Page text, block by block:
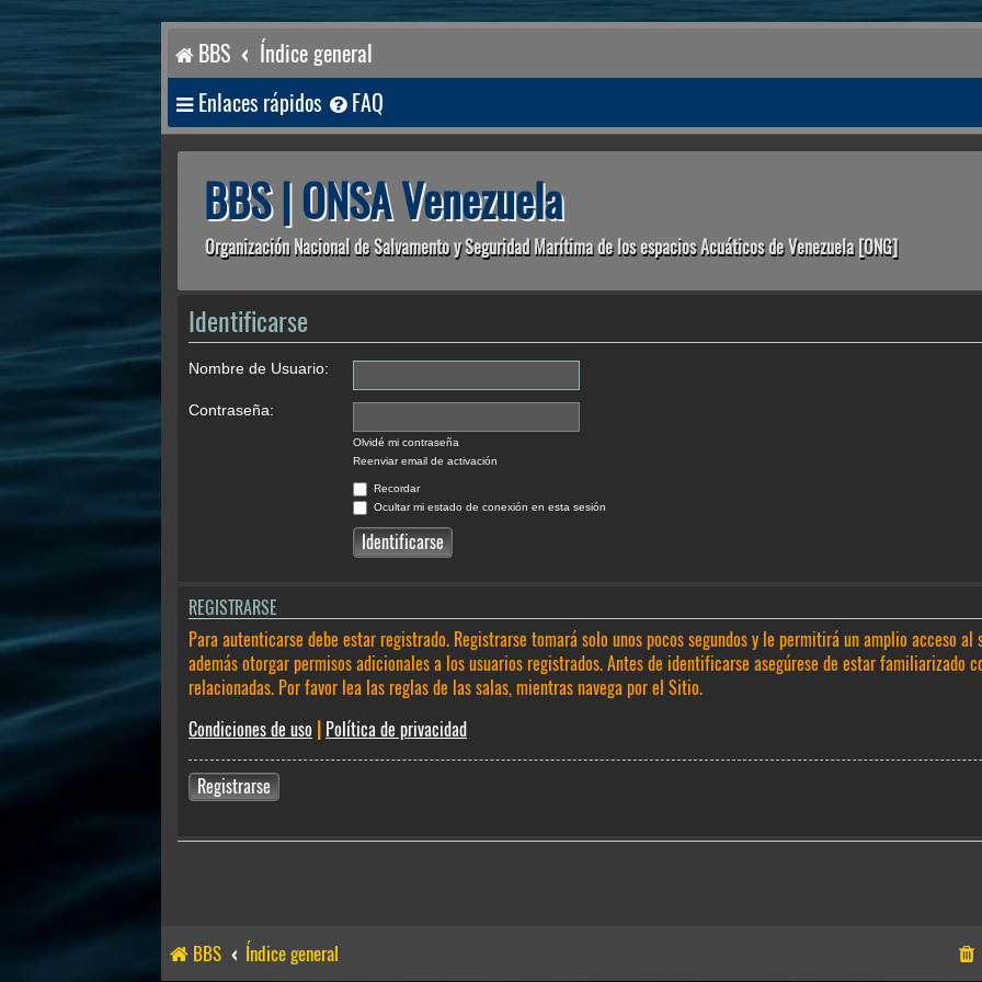
BBS Índice general
Enlaces rápidos FAQ
BBS | ONSA Venezuela
Organización Nacional de Salvamento y Seguridad Marítima de los espacios Acuáticos de Venezuela [ONG]
Identificarse
Nombre de Usuario:
Contraseña:
Olvidé mi contraseña
Reenviar email de activación
Recordar
Ocultar mi estado de conexión en esta sesión
REGISTRARSE
Para autenticarse debe estar registrado. Registrarse tomará solo unos pocos segundos y le permitirá un amplio acceso
además otorgar permisos adicionales a los usuarios registrados. Antes de identificarse asegúrese de estar familiarizado
relacionadas. Por favor lea las reglas de las salas, mientras navega por el Sitio.
Condiciones de uso
Política de privacidad
Registrarse
BBS Índice general